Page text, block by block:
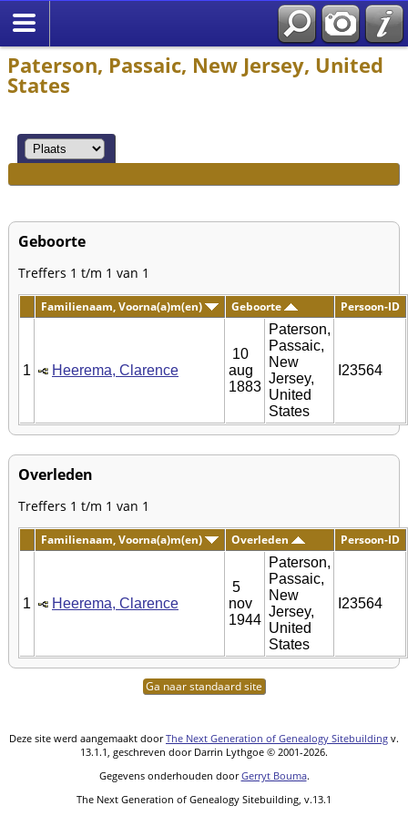
Paterson, Passaic, New Jersey, United
States
Geboorte
Treffers 1 t/m 1 van 1
Familienaam, Voorna(a)m(en) Geboorte Persoon-ID
1 Heerema, Clarence
10
aug
1883
Paterson,
Passaic,
New
Jersey,
United
States
I23564
Overleden
Treffers 1 t/m 1 van 1
Familienaam, Voorna(a)m(en) Overleden Persoon-ID
1 Heerema, Clarence
5
nov
1944
Paterson,
Passaic,
New
Jersey,
United
States
I23564
Ga naar standaard site
Deze site werd aangemaakt doorThe Next Generation of Genealogy Sitebuilding v.
13.1.1, geschreven door Darrin Lythgoe © 2001-2026.
Gegevens onderhouden doorGerryt Bouma.
The Next Generation of Genealogy Sitebuilding, v.13.1